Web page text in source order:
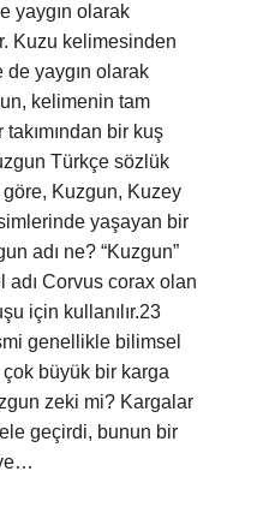
yaygın olarak
Kuzu kelimesinden
de yaygın olarak
kelimenin tam
bir kuş
Türkçe sözlük
göre, Kuzgun, Kuzey
yaşayan bir
adı ne? “Kuzgun”
Corvus corax olan
için kullanılır.23
genellikle bilimsel
büyük bir karga
zeki mi? Kargalar
geçirdi, bunun bir